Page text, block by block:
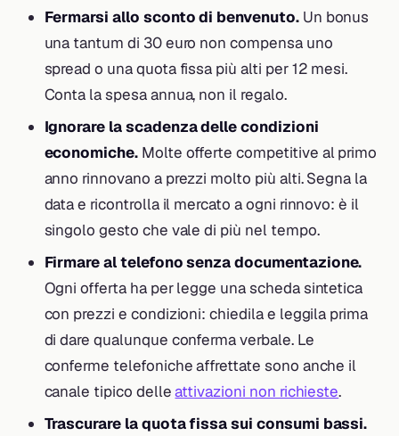
Fermarsi allo sconto di benvenuto.Un bonus
una tantum di 30 euro non compensa uno
spread o una quota fissa più alti per 12 mesi.
Conta la spesa annua, non il regalo.
Ignorare la scadenza delle condizioni
economiche.Molte offerte competitive al primo
anno rinnovano a prezzi molto più alti. Segna la
data e ricontrolla il mercato a ogni rinnovo: è il
singolo gesto che vale di più nel tempo.
Firmare al telefono senza documentazione.
Ogni offerta ha per legge una scheda sintetica
con prezzi e condizioni: chiedila e leggila prima
di dare qualunque conferma verbale. Le
conferme telefoniche affrettate sono anche il
canale tipico delleattivazioni non richieste.
Trascurare la quota fissa sui consumi bassi.